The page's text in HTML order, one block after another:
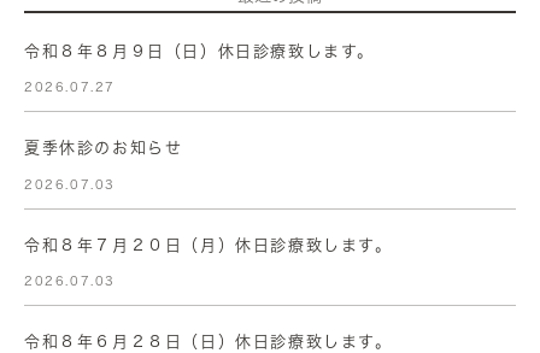
令和８年８月９日（日）休日診療致します。
2026.07.27
夏季休診のお知らせ
2026.07.03
令和８年７月２０日（月）休日診療致します。
2026.07.03
令和８年６月２８日（日）休日診療致します。